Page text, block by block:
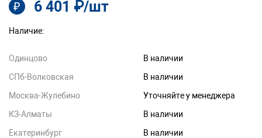
₽ 6 401 ₽/шт
Наличие:
Одинцово
В наличии
СПб-Волковская
В наличии
Москва-Жулебино
Уточняйте у менеджера
КЗ-Алматы
В наличии
Екатеринбург
В наличии